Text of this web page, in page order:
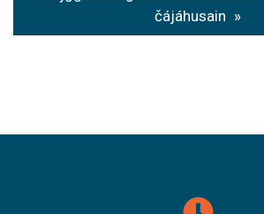
čájáhusain